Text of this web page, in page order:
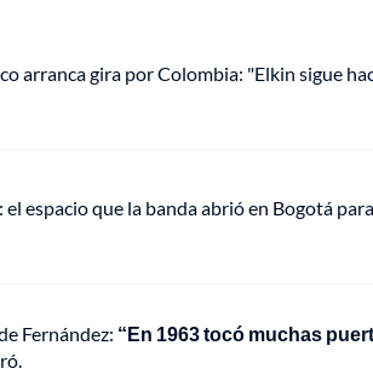
arranca gira por Colombia: "Elkin sigue
el espacio que la banda abrió en Bogotá
Fernández: “En 1963 tocó muchas